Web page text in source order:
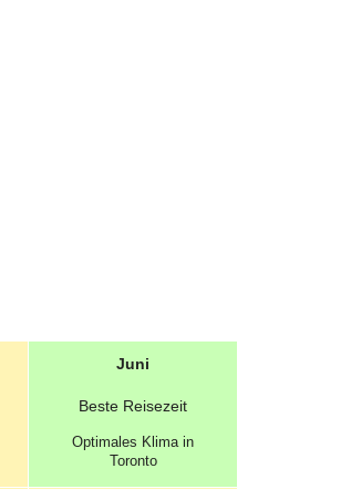
Juni
Beste Reisezeit
Optimales Klima in
Toronto